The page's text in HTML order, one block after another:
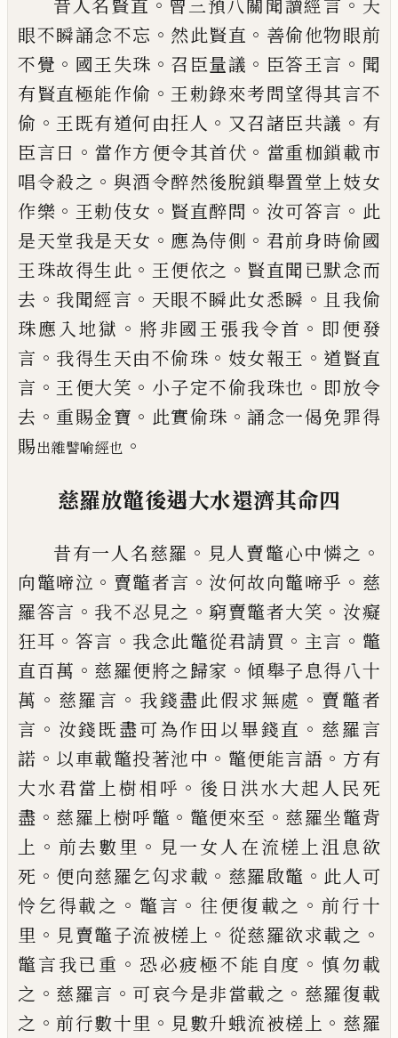
昔人名賢直 曾三預八 關 聞讀經言
天
眼不瞬誦念不忘 。 然此賢直 。 善偷他物眼前
不覺 。 國王失珠 。 召臣量議 。 臣答王言 。 聞
有賢直極能作偷 。 王勅錄來考問望得其言不
偷 。 王既有道何由抂人 。 又召諸臣共議 。 有
臣言曰 。 當作方便令其首伏 。 當重枷鎖載市
唱令殺之 。 與酒令醉然後脫鎖舉置堂上妓女
作樂 。 王勅伎女 。 賢直醉問 。 汝可答言 。 此
是天堂我是天女 。 應為侍側 。 君前身時偷國
王珠故得生此 。 王便依之 。 賢直聞已默念而
去 。 我聞經言 。 天眼不瞬此女悉瞬 。 且我偷
珠應 入地獄 。 將非國王張我令首 。 即便發
言 。 我得生天由不偷珠 。 妓女報王 。 道賢直
言 。 王便大笑 。 小子定不偷我珠也 。 即放令
去 。 重賜金寶 。 此實偷珠 。誦念一偈免罪得
賜出雜譬喻經也 。
慈羅放鼈後遇大水還濟其命四
昔有一人名慈羅 。 見人賣鼈心中憐之 。
向鼈啼泣 。 賣鼈者言 。 汝何故向鼈啼乎 。 慈
羅答言 。 我不忍見之 。 窮賣鼈者大笑 。 汝癡
狂耳 。 答言 。 我念此鼈從君請買 。 主言 。 鼈
直百萬 。 慈羅便將之歸家 。傾舉子息得八十
萬 。 慈羅言 。 我錢盡此假求無處 。 賣鼈者
言 。 汝錢既盡可為作田以畢錢直 。 慈羅言
諾 。 以車載鼈投著池中 。 鼈便能言語 。 方有
大水君當上樹相呼 。 後日洪水大起人民死
盡 。 慈羅上樹呼鼈 。 鼈便來至 。 慈羅坐鼈背
上 。 前去數里 。 見一女 人在流槎上沮息欲
死 。 便向慈羅乞匃求載 。 慈羅啟鼈 。 此人可
怜乞得載之 。 鼈言 。 往便復載之 。 前行十
里 。 見賣鼈子流被槎 上 。 從慈羅欲求載之 。
鼈言我已重 。 恐必疲極不能 自度 。 慎勿載
之 。 慈羅言 。 可哀今是非當載之 。 慈羅復載
之 。前行數十里 。 見數升蛾流被槎上 。 慈羅